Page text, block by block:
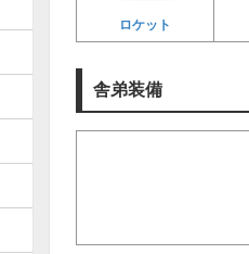
ロケット
舎弟装備